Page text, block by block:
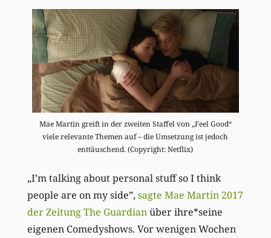
Mae Martin greift in der zweiten Staffel von „Feel Good“
viele relevante Themen auf – die Umsetzung ist jedoch
enttäuschend. (Copyright: Netflix)
„I’m talking about personal stuff so I think
people are on my side”, sagte Mae Martin 2017
der Zeitung The Guardianüber ihre*seine
eigenen Comedyshows. Vor wenigen Wochen